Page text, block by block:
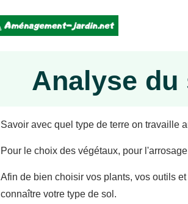
Analyse
Savoir avec quel type de terre on travaille
Pour le choix des végétaux, pour
Afin de bien choisir vos plants, vos outils
connaître votre type de sol.